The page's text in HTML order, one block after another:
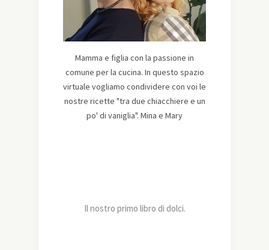
Mamma e figlia con la passione in
comune per la cucina. In questo spazio
virtuale vogliamo condividere con voi le
nostre ricette "tra due chiacchiere e un
po' di vaniglia". Mina e Mary
Il nostro primo libro di dolci.